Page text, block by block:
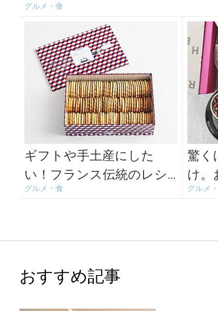
グルメ・食
ギフトや手土産にした
い！フランス伝統のレシ
ピで作る「マモン・エ・
グルメ・食
驚く
け。
して
グルメ
おすすめ記事